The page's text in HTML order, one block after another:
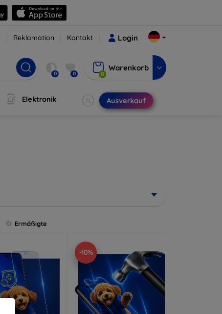
Reklamation Kontakt Login
0 0 0
Warenkorb
Elektronik Ausverkauf
Ermäßigte
-10%